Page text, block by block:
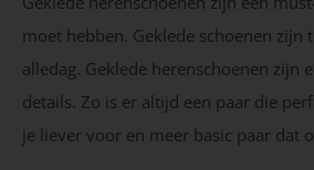
moet hebben. Geklede schoenen
alledag. Geklede herenschoenen zijn
details. Zo is er altijd een paar die
je liever voor en meer basic paar dat